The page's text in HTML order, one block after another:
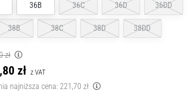
36B 36C 36D 36DD
38B 38C 38D 38DD
zł
zł z VAT
najniższa cena: 221,70 zł